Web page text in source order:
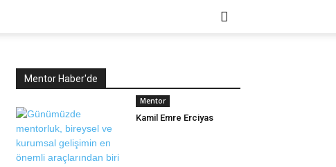
Mentor Haber'de
Mentor
Kamil Emre Erciyas